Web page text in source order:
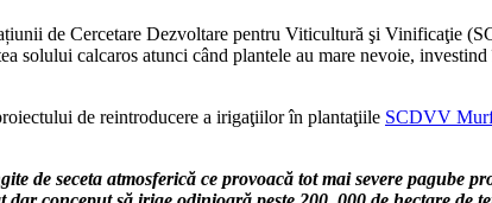
de Cercetare Dezvoltare pentru Viticultură şi Vinificaţie
solului calcaros atunci când plantele au mare nevoie,
de reintroducere a irigaţiilor în plantaţiile SCDVV
de seceta atmosferică ce provoacă tot mai severe pagube